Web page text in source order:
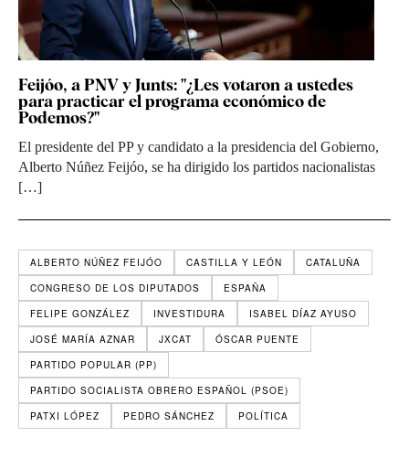
Feijóo, a PNV y Junts: "¿Les votaron a ustedes
para practicar el programa económico de
Podemos?"
El presidente del PP y candidato a la presidencia del Gobierno,
Alberto Núñez Feijóo, se ha dirigido los partidos nacionalistas
[…]
ALBERTO NÚÑEZ FEIJÓO CASTILLA Y LEÓN
CATALUÑA
CONGRESO DE LOS DIPUTADOS
ESPAÑA
FELIPE GONZÁLEZ
INVESTIDURA
ISABEL DÍAZ AYUSO
JOSÉ MARÍA AZNAR
JXCAT
ÓSCAR PUENTE
PARTIDO POPULAR (PP)
PARTIDO SOCIALISTA OBRERO ESPAÑOL (PSOE)
PATXI LÓPEZ
PEDRO SÁNCHEZ POLÍTICA